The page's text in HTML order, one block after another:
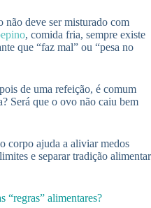
deve ser misturado com
, comida fria, sempre existe
que “faz mal” ou “pesa no
de uma refeição, é comum
Será que o ovo não caiu bem
corpo ajuda a aliviar medos
e separar tradição alimentar
“regras” alimentares?